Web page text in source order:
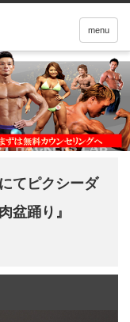
menu
てピクシーダ
盆踊り』